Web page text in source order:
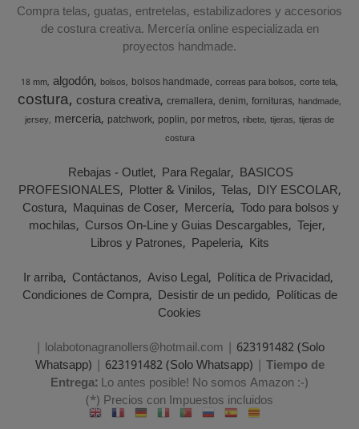
Compra telas, guatas, entretelas, estabilizadores y accesorios
de costura creativa. Mercería online especializada en
proyectos handmade.
18 mm algodón bolsos bolsos handmade correas para bolsos corte tela
costura costura creativa cremallera denim fornituras handmade
jersey merceria patchwork poplin por metros ribete tijeras tijeras de
costura
Rebajas - Outlet Para Regalar BASICOS
PROFESIONALES Plotter & Vinilos Telas DIY ESCOLAR
Costura Maquinas de Coser Mercería Todo para bolsos y
mochilas Cursos On-Line y Guias Descargables Tejer
Libros y Patrones Papeleria Kits
Ir arriba Contáctanos Aviso Legal Política de Privacidad
Condiciones de Compra Desistir de un pedido Políticas de
Cookies
| lolabotonagranollers@hotmail.com | 623191482 (Solo
Whatsapp) | 623191482 (Solo Whatsapp) | Tiempo de
Entrega:Lo antes posible! No somos Amazon :-)
(*) Precios con Impuestos incluidos